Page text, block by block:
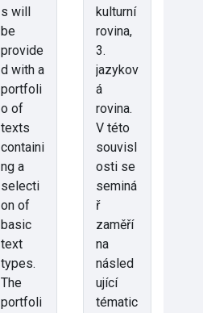
s will
be
provide
d with a
portfoli
o of
texts
containi
ng a
selecti
on of
basic
text
types.
The
portfoli
kulturní
rovina,
3.
jazykov
á
rovina.
V této
souvisl
osti se
seminá
ř
zaměří
na
násled
ující
tématic